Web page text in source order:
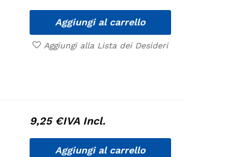
Aggiungi al carrello
Aggiungi alla Lista dei Desideri
9,25 €IVA Incl.
Aggiungi al carrello